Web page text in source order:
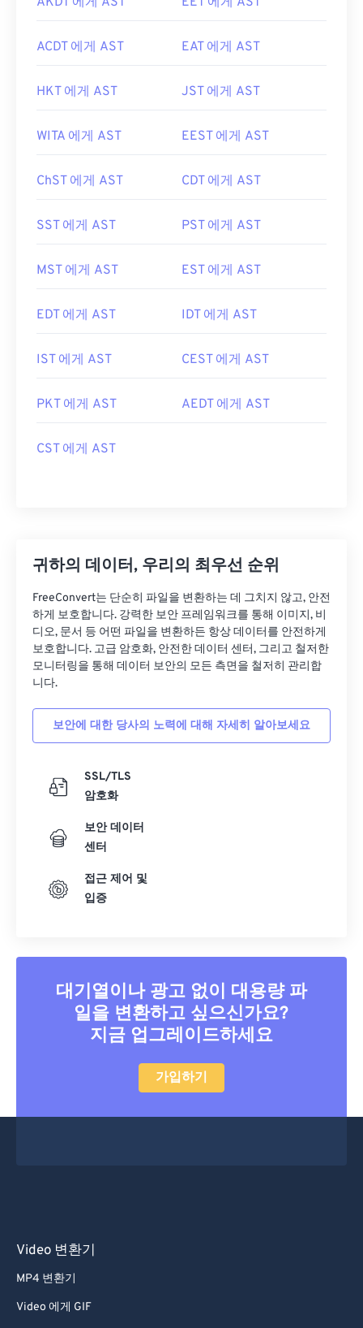
ACDT 에게 AST EAT 에게 AST
HKT 에게 AST JST 에게 AST
WITA 에게 AST EEST 에게 AST
ChST 에게 AST CDT 에게 AST
SST 에게 AST PST 에게 AST
MST 에게 AST EST 에게 AST
EDT 에게 AST IDT 에게 AST
IST 에게 AST CEST 에게 AST
PKT 에게 AST AEDT 에게 AST
CST 에게 AST
귀하의 데이터, 우리의 최우선 순위
FreeConvert는 단순히 파일을 변환하는 데 그치지 않고, 안전
하게 보호합니다. 강력한 보안 프레임워크를 통해 이미지, 비
디오, 문서 등 어떤 파일을 변환하든 항상 데이터를 안전하게
보호합니다. 고급 암호화, 안전한 데이터 센터, 그리고 철저한
모니터링을 통해 데이터 보안의 모든 측면을 철저히 관리합
니다.
보안에 대한 당사의 노력에 대해 자세히 알아보세요
SSL/TLS
암호화
보안 데이터
센터
접근 제어 및
입증
대기열이나 광고 없이 대용량 파
일을 변환하고 싶으신가요?
지금 업그레이드하세요
가입하기
Video 변환기
MP4 변환기
Video 에게 GIF